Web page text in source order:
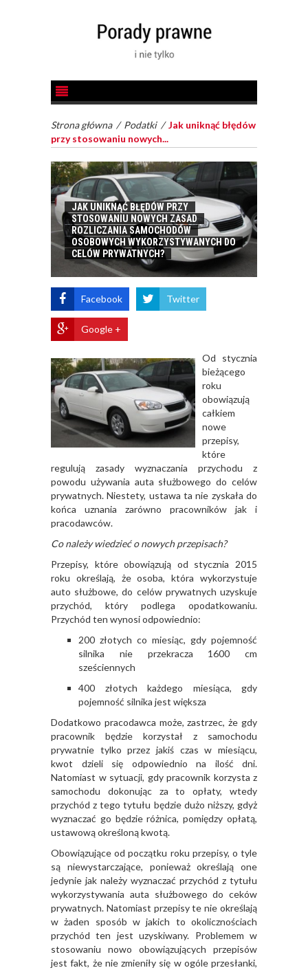
Strona główna / Podatki /Jak uniknąć błędów
przy stosowaniu nowych...
JAK UNIKNĄĆ BŁĘDÓW PRZY
STOSOWANIU NOWYCH ZASAD
ROZLICZANIA SAMOCHODÓW
OSOBOWYCH WYKORZYSTYWANYCH DO
CELÓW PRYWATNYCH?
Facebook Twitter
Google +
Od stycznia
bieżącego
roku
obowiązują
całkiem
nowe
przepisy,
które
regulują zasady wyznaczania przychodu z
powodu używania auta służbowego do celów
prywatnych. Niestety, ustawa ta nie zyskała do
końca uznania zarówno pracowników jak i
pracodawców.
Co należy wiedzieć o nowych przepisach?
Przepisy, które obowiązują od stycznia 2015
roku określają, że osoba, która wykorzystuje
auto służbowe, do celów prywatnych uzyskuje
przychód, który podlega opodatkowaniu.
Przychód ten wynosi odpowiednio:
200 złotych co miesiąc, gdy pojemność
silnika nie przekracza 1600 cm
sześciennych
400 złotych każdego miesiąca, gdy
pojemność silnika jest większa
Dodatkowo pracodawca może, zastrzec, że gdy
pracownik będzie korzystał z samochodu
prywatnie tylko przez jakiś czas w miesiącu,
kwot dzieli się odpowiednio na ilość dni.
Natomiast w sytuacji, gdy pracownik korzysta z
samochodu dokonując za to opłaty, wtedy
przychód z tego tytułu będzie dużo niższy, gdyż
wyznaczać go będzie różnica, pomiędzy opłatą,
ustawową określoną kwotą.
Obowiązujące od początku roku przepisy, o tyle
są niewystarczające, ponieważ określają one
jedynie jak należy wyznaczać przychód z tytułu
wykorzystywania auta służbowego do ceków
prywatnych. Natomiast przepisy te nie określają
w żaden sposób w jakich to okolicznościach
przychód ten jest uzyskiwany. Problemem w
stosowaniu nowo obowiązujących przepisów
jest fakt, że nie zmieniły się w ogóle przesłanki,